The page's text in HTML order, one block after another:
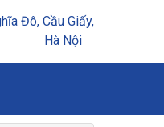
Đô, Cầu Giấy,
Hà Nội